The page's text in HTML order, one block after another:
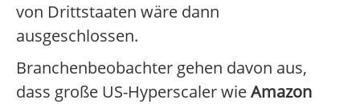
von Drittstaaten wäre dann
ausgeschlossen.
Branchenbeobachter gehen davon aus,
dass große US-Hyperscaler wieAmazon